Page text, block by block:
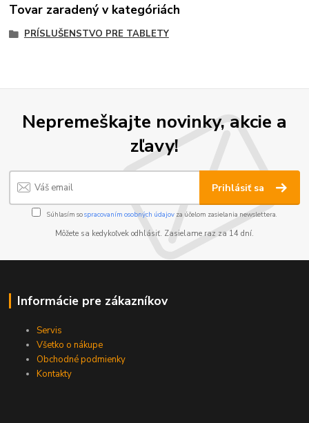
Tovar zaradený v kategóriách
PRÍSLUŠENSTVO PRE TABLETY
Nepremeškajte novinky, akcie a
zľavy!
Prihlásiť sa
Súhlasím sospracovaním osobných údajov za účelom zasielania newslettera.
Môžete sa kedykoľvek odhlásiť. Zasielame raz za 14 dní.
Informácie pre zákazníkov
Servis
Všetko o nákupe
Obchodné podmienky
Kontakty